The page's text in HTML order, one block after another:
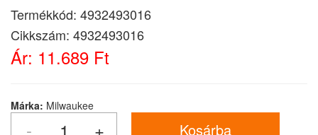
Termékkód: 4932493016
Cikkszám: 4932493016
Ár: 11.689 Ft
Márka: Milwaukee